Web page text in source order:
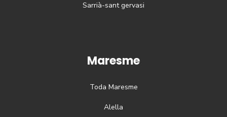
Sarrià-sant gervasi
Maresme
Toda Maresme
Alella